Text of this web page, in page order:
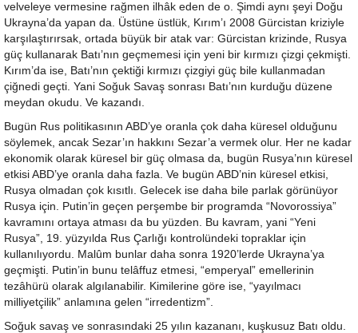
velveleye vermesine rağmen ilhâk eden de o. Şimdi aynı şeyi Doğu
Ukrayna’da yapan da. Üstüne üstlük, Kırım’ı 2008 Gürcistan kriziyle
karşılaştırırsak, ortada büyük bir atak var: Gürcistan krizinde, Rusya
güç kullanarak Batı’nın geçmemesi için yeni bir kırmızı çizgi çekmişti.
Kırım’da ise, Batı’nın çektiği kırmızı çizgiyi güç bile kullanmadan
çiğnedi geçti. Yani Soğuk Savaş sonrası Batı’nın kurduğu düzene
meydan okudu. Ve kazandı.
Bugün Rus politikasının ABD’ye oranla çok daha küresel olduğunu
söylemek, ancak Sezar’ın hakkını Sezar’a vermek olur. Her ne kadar
ekonomik olarak küresel bir güç olmasa da, bugün Rusya’nın küresel
etkisi ABD’ye oranla daha fazla. Ve bugün ABD’nin küresel etkisi,
Rusya olmadan çok kısıtlı. Gelecek ise daha bile parlak görünüyor
Rusya için. Putin’in geçen perşembe bir programda “Novorossiya”
kavramını ortaya atması da bu yüzden. Bu kavram, yani “Yeni
Rusya”, 19. yüzyılda Rus Çarlığı kontrolündeki topraklar için
kullanılıyordu. Malûm bunlar daha sonra 1920’lerde Ukrayna’ya
geçmişti. Putin’in bunu telâffuz etmesi, “emperyal” emellerinin
tezâhürü olarak algılanabilir. Kimilerine göre ise, “yayılmacı
milliyetçilik” anlamına gelen “irredentizm”.
Soğuk savaş ve sonrasındaki 25 yılın kazananı, kuşkusuz Batı oldu.